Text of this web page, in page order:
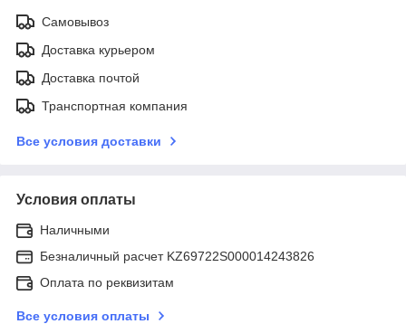
Самовывоз
Доставка курьером
Доставка почтой
Транспортная компания
Все условия доставки
Условия оплаты
Наличными
Безналичный расчет KZ69722S000014243826
Оплата по реквизитам
Все условия оплаты